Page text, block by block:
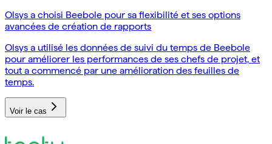
Olsys a choisi Beebole pour sa flexibilité et ses options
avancées de création de rapports
Olsys a utilisé les données de suivi du temps de Beebole
pour améliorer les performances de ses chefs de projet, et
tout a commencé par une amélioration des feuilles de
temps.
Voir le cas